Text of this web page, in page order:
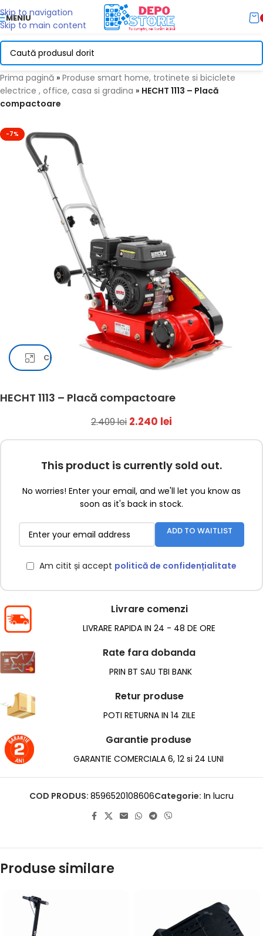
Skip to navigation
Skip to main content
MENIU
Prima pagină » Produse smart home, trotinete si biciclete
electrice , office, casa si gradina » HECHT 1113 – Placă
compactoare
-7%
Click pentru a mari
HECHT 1113 – Placă compactoare
2.409lei 2.240 lei
This product is currently sold out.
No worries! Enter your email, and we'll let you know as
soon as it's back in stock.
ADD TO WAITLIST
Am citit și accept politică de confidențialitate
Livrare comenzi
LIVRARE RAPIDA IN 24 - 48 DE ORE
Rate fara dobanda
PRIN BT SAU TBI BANK
Retur produse
POTI RETURNA IN 14 ZILE
Garantie produse
GARANTIE COMERCIALA 6, 12 si 24 LUNI
COD PRODUS: 8596520108606Categorie: In lucru
Produse similare